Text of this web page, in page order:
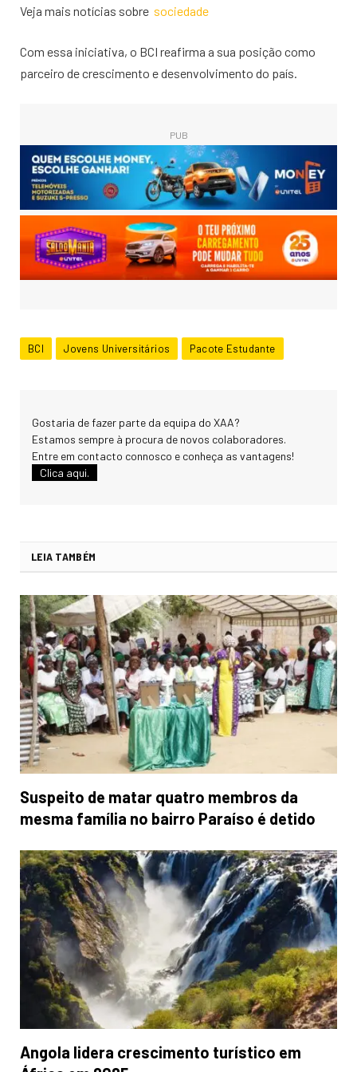
Veja mais notícias sobre sociedade
Com essa iniciativa, o BCI reafirma a sua posição como
parceiro de crescimento e desenvolvimento do país.
PUB
BCI Jovens Universitários Pacote Estudante
Gostaria de fazer parte da equipa do XAA?
Estamos sempre à procura de novos colaboradores.
Entre em contacto connosco e conheça as vantagens!
Clica aqui.
LEIA TAMBÉM
Suspeito de matar quatro membros da
mesma família no bairro Paraíso é detido
Angola lidera crescimento turístico em